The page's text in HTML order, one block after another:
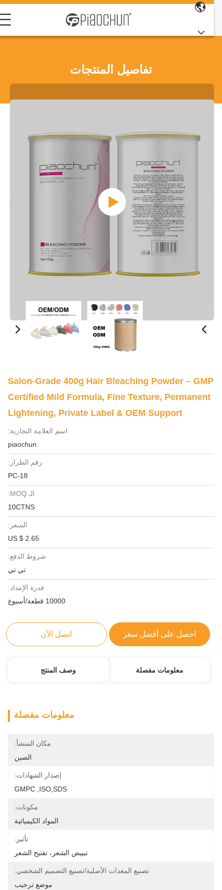
تفاصيل المنتجات
Salon-Grade 400g Hair Bleaching Powder – GMP
Certified Mild Formula, Fine Texture, Permanent
Lightening, Private Label & OEM Support
اسم العلامة التجارية:
piaochun
رقم الطراز:
PC-18
الـ MOQ:
10CTNS
السعر:
US $ 2.65
شروط الدفع:
تي تي
قدرة الإمداد:
10000 قطعة/أسبوع
احصل على أفضل سعر اتصل الآن
معلومات مفصلة وصف المنتج
معلومات مفصلة
مكان المنشأ:
الصين
إصدار الشهادات:
GMPC ,ISO,SDS
مكونات:
المواد الكيميائية
تأثير:
تبييض الشعر، تفتيح الشعر
تصنيع المعدات الأصلية/تصنيع التصميم الشخصي:
موضع ترحيب